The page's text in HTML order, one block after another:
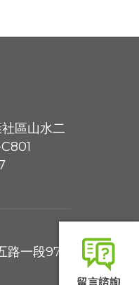
區山水二
路一段97